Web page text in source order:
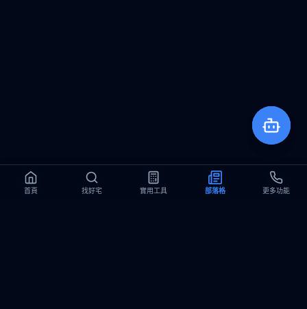
首頁 找好宅 實用工具 部落格 更多功能
首頁 找好宅 實用工具 部落格 更多功能